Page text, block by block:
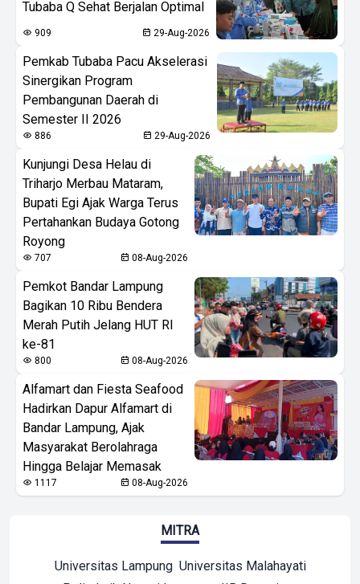
Tubaba Q Sehat Berjalan Optimal
909 29-Aug-2026
Pemkab Tubaba Pacu Akselerasi
Sinergikan Program
Pembangunan Daerah di
Semester II 2026
886 29-Aug-2026
Kunjungi Desa Helau di
Triharjo Merbau Mataram,
Bupati Egi Ajak Warga Terus
Pertahankan Budaya Gotong
Royong
707 08-Aug-2026
Pemkot Bandar Lampung
Bagikan 10 Ribu Bendera
Merah Putih Jelang HUT RI
ke-81
800 08-Aug-2026
Alfamart dan Fiesta Seafood
Hadirkan Dapur Alfamart di
Bandar Lampung, Ajak
Masyarakat Berolahraga
Hingga Belajar Memasak
1117 08-Aug-2026
MITRA
Universitas Lampung Universitas Malahayati